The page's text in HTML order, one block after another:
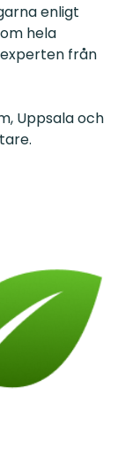
enligt
hela
från
Uppsala och